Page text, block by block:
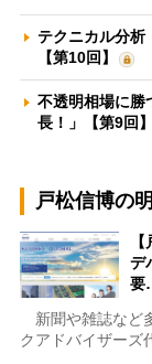
テクニカル分
【第10回】
不透明相場に
長！」【第9回】
戸松信博の
デ
要
新聞や雑誌など
クアドバイザーズ